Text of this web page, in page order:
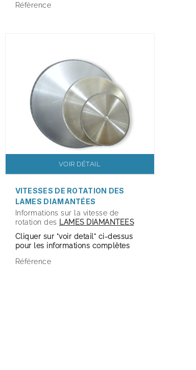
Référence
VOIR DÉTAIL
VITESSES DE ROTATION DES
LAMES DIAMANTÉES
Informations sur la vitesse de
rotation des LAMES DIAMANTEES
Cliquer sur "voir detail" ci-dessus
pour les informations complètes
Référence